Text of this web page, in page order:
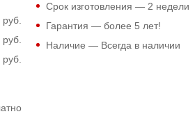
Срок изготовления — 2 недели
Гарантия — более 5 лет!
Наличие — Всегда в наличии